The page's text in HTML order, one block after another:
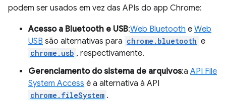
podem ser usados em vez das APIs do app Chrome:
Acesso a Bluetooth e USB:Web Bluetooth e Web
USB são alternativas para chrome.bluetooth e
chrome.usb , respectivamente.
Gerenciamento do sistema de arquivos:a API File
System Access é a alternativa à API
chrome.fileSystem .